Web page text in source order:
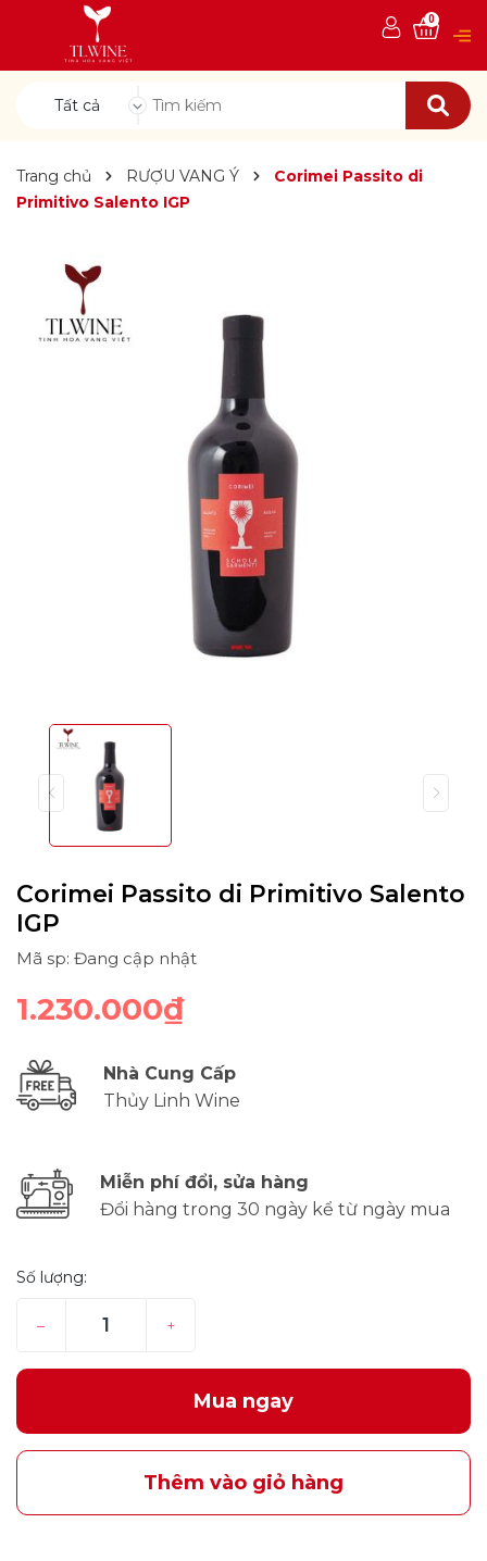
Tất cả
0
Trang chủ RƯỢU VANG Ý
Corimei Passito di
Primitivo Salento IGP
Corimei Passito di Primitivo Salento
IGP
Mã sp: Đang cập nhật
1.230.000₫
Nhà Cung Cấp
Thủy Linh Wine
Miễn phí đổi, sửa hàng
Đổi hàng trong 30 ngày kể từ ngày mua
Số lượng:
– +
Mua ngay
Thêm vào giỏ hàng